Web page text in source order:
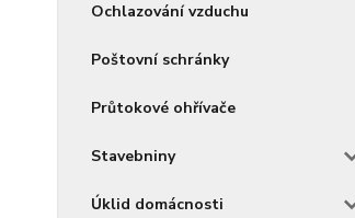
Ochlazování vzduchu
Poštovní schránky
Průtokové ohřívače
Stavebniny
Úklid domácnosti